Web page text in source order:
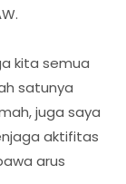
kita semua
satunya
juga saya
aktifitas
arus